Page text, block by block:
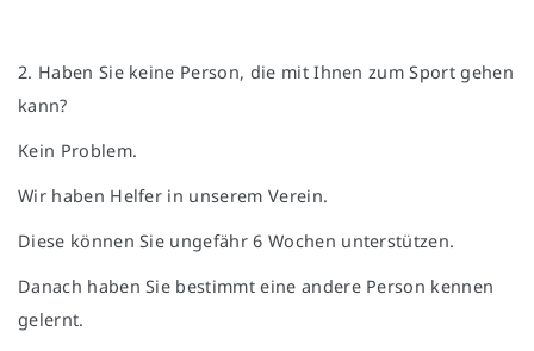
2. Haben Sie keine Person, die mit Ihnen zum Sport gehen
kann?
Kein Problem.
Wir haben Helfer in unserem Verein.
Diese können Sie ungefähr 6 Wochen unterstützen.
Danach haben Sie bestimmt eine andere Person kennen
gelernt.